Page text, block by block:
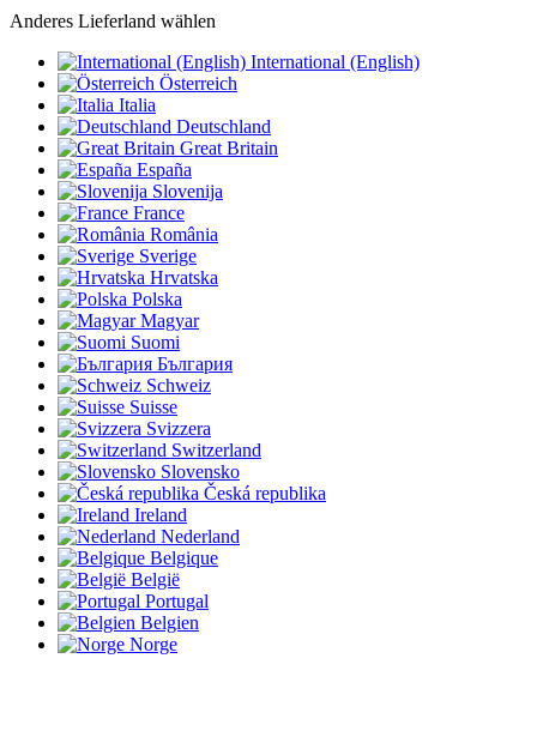
Anderes Lieferland wählen
International (English)
Österreich
Italia
Deutschland
Great Britain
España
Slovenija
France
România
Sverige
Hrvatska
Polska
Magyar
Suomi
България
Schweiz
Suisse
Svizzera
Switzerland
Slovensko
Česká republika
Ireland
Nederland
Belgique
België
Portugal
Belgien
Norge